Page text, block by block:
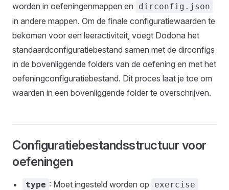
worden in oefeningenmappen en
dirconfig.json
in andere mappen. Om de finale configuratiewaarden te
bekomen voor een leeractiviteit, voegt Dodona het
standaardconfiguratiebestand samen met de dirconfigs
in de bovenliggende folders van de oefening en met het
oefeningconfiguratiebestand. Dit proces laat je toe om
waarden in een bovenliggende folder te overschrijven.
Configuratiebestandsstructuur voor
oefeningen
type : Moet ingesteld worden op exercise